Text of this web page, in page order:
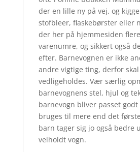
der en lille ny på vej, og
stofbleer, flaskebørster eller
der her på hjemmesiden
varenumre, og sikkert også
efter. Barnevognen er ikke
andre vigtige ting, derfor
vedligeholdes. Vær særlig
barnevognens stel, hjul og
barnevogn bliver passet godt
bruges til mere end det
barn tager sig jo også bedre
velholdt vogn.